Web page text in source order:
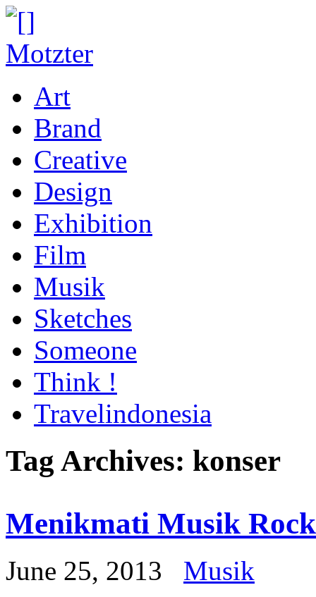
Art
Brand
Creative
Design
Exhibition
Film
Musik
Sketches
Someone
Think !
Travelindonesia
Tag Archives: konser
Menikmati Musik
June 25, 2013
Musik